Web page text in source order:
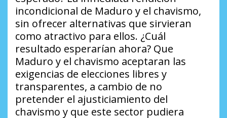
incondicional de Maduro y el chavismo,
sin ofrecer alternativas que sirvieran
como atractivo para ellos. ¿Cuál
resultado esperarían ahora? Que
Maduro y el chavismo aceptaran las
exigencias de elecciones libres y
transparentes, a cambio de no
pretender el ajusticiamiento del
chavismo y que este sector pudiera